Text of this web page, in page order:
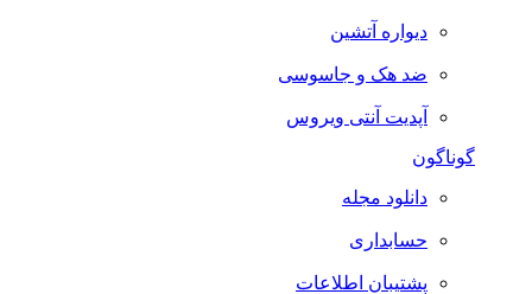
دیواره آتشین
ضد هک و جاسوسی
آپدیت آنتی ویروس
گوناگون
دانلود مجله
حسابداری
پشتیبان اطلاعات